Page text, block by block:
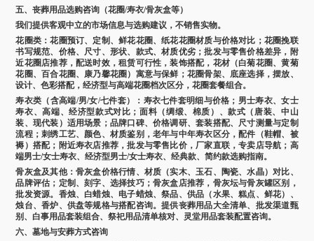
五、丧葬用品选购咨询（花圈/寿衣/骨灰盒等）
我们提供客观中立的市场信息与选购建议，不销售实物。
花圈类：花圈预订、定制、鲜花花圈、纸花花圈材质与价格对比；花圈挽联
书写规范、价格、尺寸、形状、款式、材质优劣；批发与零售价格差异，附
近花圈店推荐，配送时效，租赁可行性，装饰搭配，花材（白菊花圈、黄菊
花圈、百合花圈、康乃馨花圈）寓意与保鲜；花圈骨架、底座选择，摆放、
设计、色彩搭配，经济型与高端花圈档次区分，花圈套餐组合。
寿衣类（含高端/男/女/七件套）：寿衣七件套明细与价格；男士寿衣、女士
寿衣、高端、经济型款式对比；面料（绸缎、棉质）、款式（唐装、中山
装、现代装）适用场景；品牌口碑、价格调研、套装搭配、尺寸测量与定制
流程；刺绣工艺、颜色、材质鉴别，老年与中年寿衣区分，配件（鞋帽、被
褥）搭配；附近寿衣店推荐，批发与零售比价，厂家直联，专卖店导航；高
端男士/女士寿衣、经济型男士/女士寿衣、经典款、简约款选购指南。
骨灰盒及其他：骨灰盒价格行情、材质（实木、玉石、陶瓷、水晶）对比、
品牌评估；定制、刻字、选择技巧；骨灰盒店推荐，骨灰坛与骨灰罐区别，
批发资源。香烛、白蜡烛、电子蜡烛、祭品、供品（水果、糕点、鲜花）、
烛台、香炉、供盘等规格与搭配咨询。提供丧葬用品大全清单、批发渠道甄
别、白事用品套装组合、祭祀用品清单核对、灵堂用品套装配置咨询。
六、墓地与安葬方式咨询